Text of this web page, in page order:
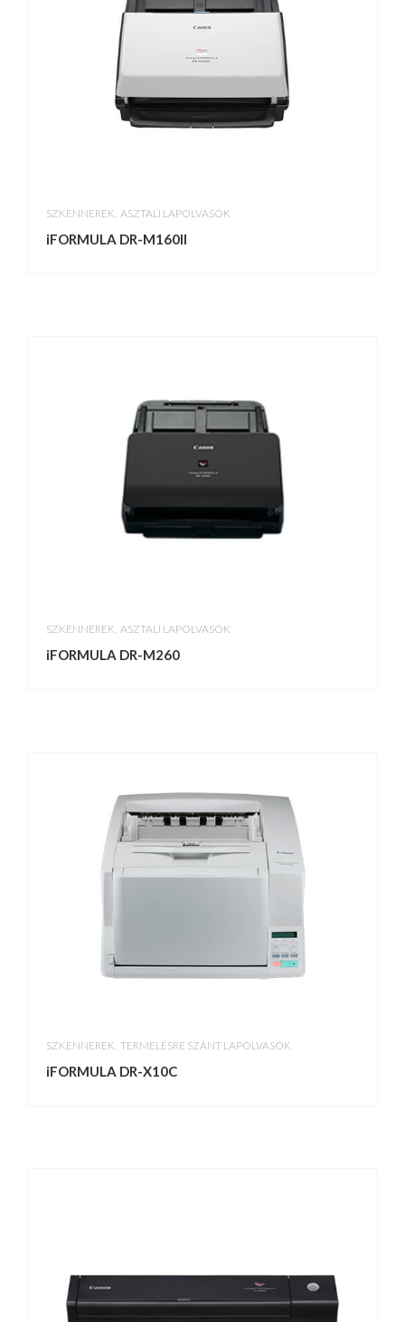
SZKENNEREK ASZTALI LAPOLVASÓK
iFORMULA DR-M160II
SZKENNEREK ASZTALI LAPOLVASÓK
iFORMULA DR-M260
SZKENNEREK TERMELÉSRE SZÁNT LAPOLVASÓK
iFORMULA DR-X10C